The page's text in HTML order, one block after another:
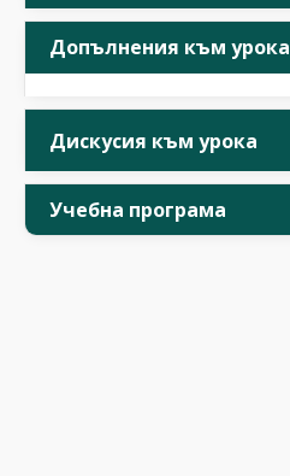
Допълнения към урока
Дискусия към урока
Учебна програма